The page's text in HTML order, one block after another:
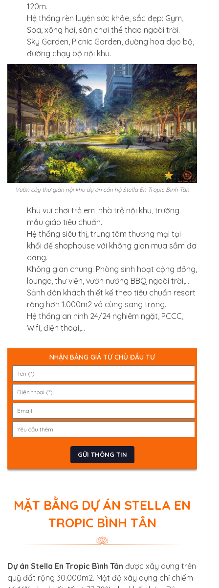
120m.
Hệ thống rèn luyện sức khỏe, sắc đẹp: Gym,
Spa, xông hơi, sân chơi thể thao ngoài trời.
Sky Garden, Picnic Garden, đường hoa dạo bộ,
đường chạy bộ nội khu.
Vườn cây thư giãn nội khu dự án căn hộ Stella En Tropic Bình Tân
Khu vui chơi trẻ em, nhà trẻ nội khu, trường
mẫu giáo tiêu chuẩn.
Hệ thống siêu thị, trung tâm thương mại tại
khối đế shophouse với không gian mua sắm đa
dạng.
Không gian chung: Phòng sinh hoạt cộng đồng,
lounge, thư viện, vườn nướng BBQ ngoài trời,…
Sảnh đón khách thiết kế theo tiêu chuẩn resort
rộng hơn 1.000m2 vô cùng sang trọng.
Hệ thống an ninh 24/24 nghiêm ngặt, PCCC,
Wifi, điện thoại,…
NHẬN BẢNG GIÁ TỪ CHỦ ĐẦU TƯ
MẶT BẰNG DỰ ÁN STELLA EN
TROPIC BÌNH TÂN
Dự án Stella En Tropic Bình Tân được xây dựng trên
quỹ đất rộng 30.000m2. Mật độ xây dựng chỉ chiếm